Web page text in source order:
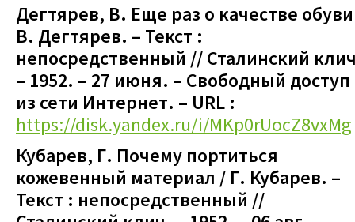
Дегтярев, В. Еще раз о качестве
В. Дегтярев. – Текст :
непосредственный // Сталинский
– 1952. – 27 июня. – Свободный доступ
из сети Интернет. – URL :
https://disk.yandex.ru/i/MKp0rUocZ8vxMg
Кубарев, Г. Почему портиться
кожевенный материал / Г. Кубарев. –
Текст : непосредственный //